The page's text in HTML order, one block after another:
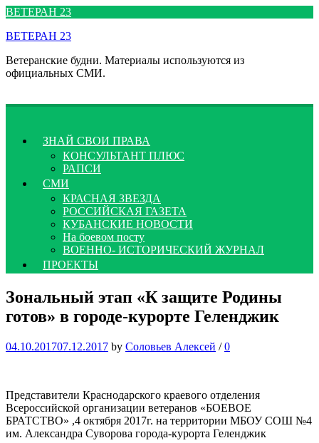
Перейти
содержимому
ВЕТЕРАН 23
ВЕТЕРАН 23
Ветеранские будни. Материалы используются из
официальных СМИ.
ЗНАЙ СВОИ ПРАВА
КОНСУЛЬТАНТ ПЛЮС
РАПСИ
СМИ
КРАСНАЯ ЗВЕЗДА
РОССИЙСКАЯ ГАЗЕТА
КУБАНСКИЕ НОВОСТИ
На боевом посту
ВОЕННО- ИСТОРИЧЕСКИЙ ЖУРНАЛ
ПРОЕКТЫ
Зональный этап «К защите Родины
готов» в городе-курорте Геленджик
04.10.201707.12.2017 by Соловьев Алексей / 0
Представители Краснодарского краевого отделения
Всероссийской организации ветеранов «БОЕВОЕ
БРАТСТВО» ,4 октября 2017г. на территории МБОУ СОШ №4
им. Александра Суворова города-курорта Геленджик